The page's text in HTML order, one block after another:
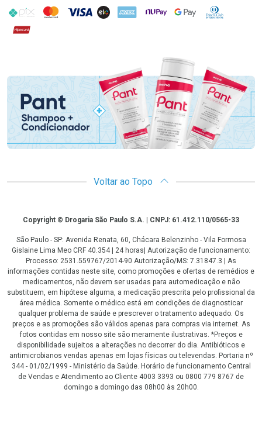
PIX MasterCard
VISA ELO AMEX NuPay Google PayDiners Club
Hipercard
Promoção em Destaque
Voltar ao Topo
CopyrightCopyright © Drogaria São Paulo S.A. | CNPJ: 61.412.110/0565-33
São Paulo - SP: Avenida Renata, 60, Chácara Belenzinho - Vila Formosa
Gislaine Lima Meo CRF 40.354 | 24 horas| Autorização de funcionamento:
Processo: 2531.559767/2014-90 Autorização/MS: 7.31847.3 | As
informações contidas neste site, como promoções e ofertas de remédios e
medicamentos, não devem ser usadas para automedicação e não
substituem, em hipótese alguma, a medicação prescrita pelo profissional da
área médica. Somente o médico está em condições de diagnosticar
qualquer problema de saúde e prescrever o tratamento adequado. Os
preços e as promoções são válidos apenas para compras via internet. As
fotos contidas em nosso site são meramente ilustrativas. *Preços e
disponibilidade sujeitos a alterações no decorrer do dia. Antibióticos e
antimicrobianos vendas apenas em lojas físicas ou televendas. Portaria nº
344 - 01/02/1999 - Ministério da Saúde. Horário de funcionamento Central
de Vendas e Atendimento ao Cliente 4003 3393 ou 0800 779 8767 de
domingo a domingo das 08h00 às 20h00.